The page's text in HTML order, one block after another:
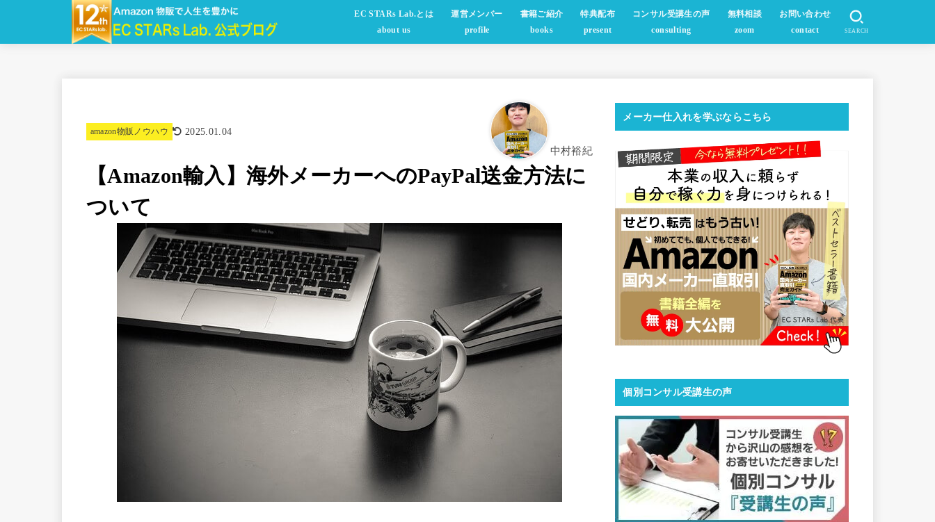
EC STARs Lab.とは
about us
運営メンバー
profile
書籍ご紹介
books
特典配布
present
コンサル受講生の声
consulting
無料相談
zoom
お問い合わせ
contact
SEARCH
amazon物販ノウハウ 2025.01.04
中村裕紀
【Amazon輸入】海外メーカーへのPayPal送金方法に
ついて
メーカー仕入れを学ぶならこちら
個別コンサル受講生の声